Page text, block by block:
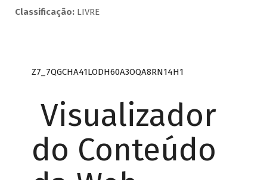
Classificação:LIVRE
Z7_7QGCHA41LODH60A3OQA8RN14H1
Visualizador
do Conteúdo